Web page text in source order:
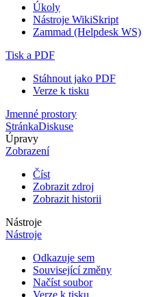
Úkoly
Nástroje WikiSkript
Zammad (Helpdesk WS)
Tisk a PDF
Stáhnout jako PDF
Verze k tisku
Jmenné prostory
StránkaDiskuse
Úpravy
Zobrazení
Číst
Zobrazit zdroj
Zobrazit historii
Nástroje
Nástroje
Odkazuje sem
Související změny
Načíst soubor
Verze k tisku